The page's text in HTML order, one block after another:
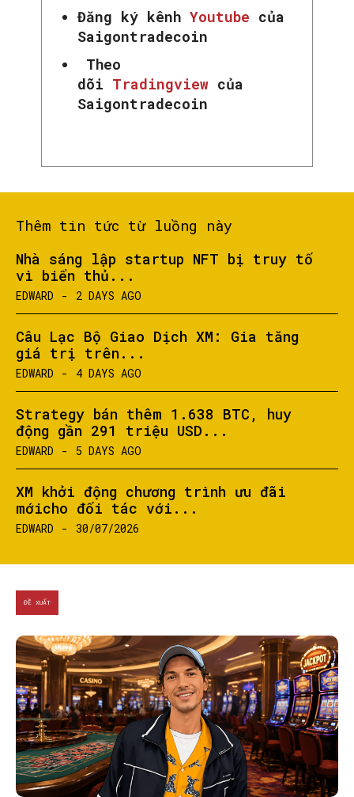
Đăng ký kênh Youtube của
Saigontradecoin
Theo
dõi Tradingview của
Saigontradecoin
Thêm tin tức từ luồng này
Nhà sáng lập startup NFT bị truy tố
vì biển thủ...
EDWARD - 2 DAYS AGO
Câu Lạc Bộ Giao Dịch XM: Gia tăng
giá trị trên...
EDWARD - 4 DAYS AGO
Strategy bán thêm 1.638 BTC, huy
động gần 291 triệu USD...
EDWARD - 5 DAYS AGO
XM khởi động chương trình ưu đãi
mớicho đối tác với...
EDWARD - 30/07/2026
ĐỀ XUẤT